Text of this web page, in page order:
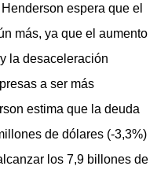
espera que el
más, ya que el aumento
la desaceleración
a ser más
estima que la deuda
de dólares (-3,3%)
los 7,9 billones de